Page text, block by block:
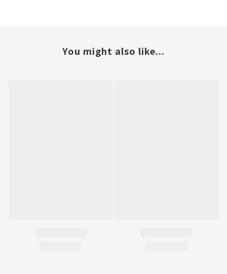
You might also like...